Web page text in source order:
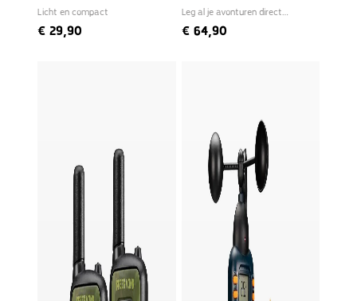
Licht en compact
€ 29,90
Leg al je avonturen direct
€64,90